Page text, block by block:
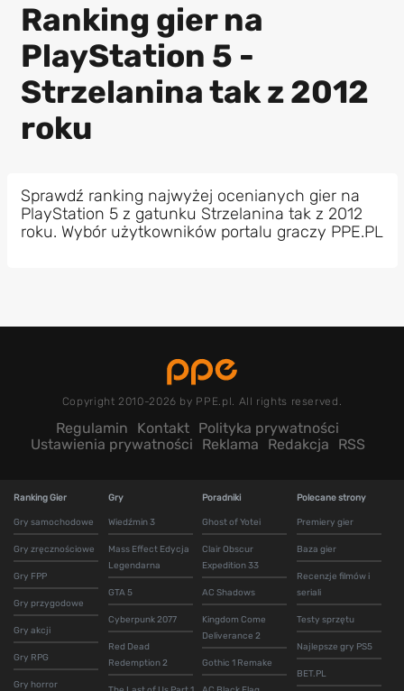
Ranking gier na
PlayStation 5 -
Strzelanina tak z 2012
roku
Sprawdź ranking najwyżej ocenianych gier na
PlayStation 5 z gatunku Strzelanina tak z 2012
roku. Wybór użytkowników portalu graczy PPE.PL
Copyright 2010-2026 by PPE.pl. All rights reserved.
Regulamin Kontakt Polityka prywatności
Ustawienia prywatności
Reklama Redakcja RSS
Ranking Gier
Gry samochodowe
Gry zręcznościowe
Gry FPP
Gry przygodowe
Gry akcji
Gry RPG
Gry horror
Gry
Wiedźmin 3
Mass Effect Edycja
Legendarna
GTA 5
Cyberpunk 2077
Red Dead
Redemption 2
Poradniki
Ghost of Yotei
Clair Obscur
Expedition 33
AC Shadows
Kingdom Come
Deliverance 2
Gothic 1 Remake
Polecane strony
Premiery gier
Baza gier
Recenzje filmów i
seriali
Testy sprzętu
Najlepsze gry PS5
BET.PL